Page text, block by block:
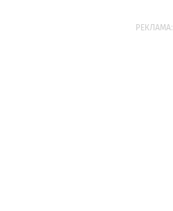
РЕКЛАМА: